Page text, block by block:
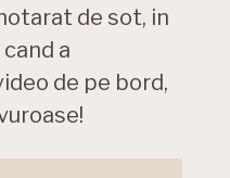
de sot, in
a
de pe bord,